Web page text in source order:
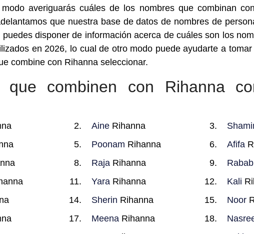
averiguarás cuáles de los nombres que combinan
que nuestra base de datos de nombres de
disponer de información acerca de cuáles son los
en 2026, lo cual de otro modo puede ayudarte a
combine con Rihanna seleccionar.
que combinen con Rihanna
AineRihanna
Poonam Rihanna Afifa
RajaRihanna Rabab
YaraRihanna Kali
Sherin Rihanna Noor
MeenaRihanna